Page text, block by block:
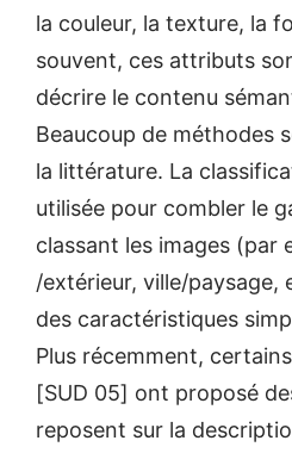
la couleur, la texture, la
souvent, ces attributs
décrire le contenu
Beaucoup de méthodes
la littérature. La
utilisée pour combler le
classant les images (par
/extérieur, ville/paysage,
des caractéristiques
Plus récemment,
[SUD 05] ont proposé
reposent sur la